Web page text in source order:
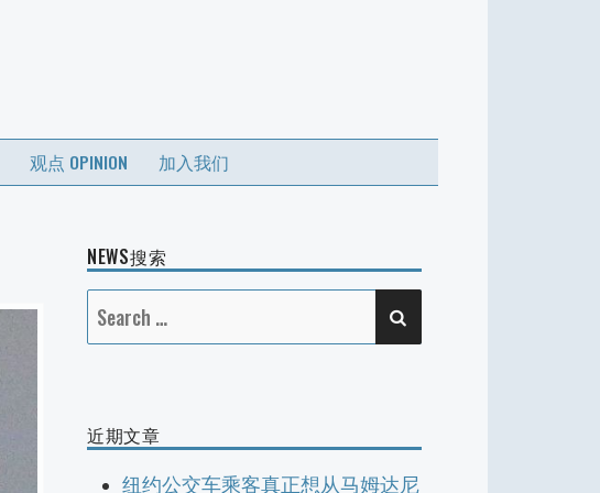
观点 OPINION 加入我们
NEWS搜索
Search
for:
近期文章
纽约公交车乘客真正想从马姆达尼